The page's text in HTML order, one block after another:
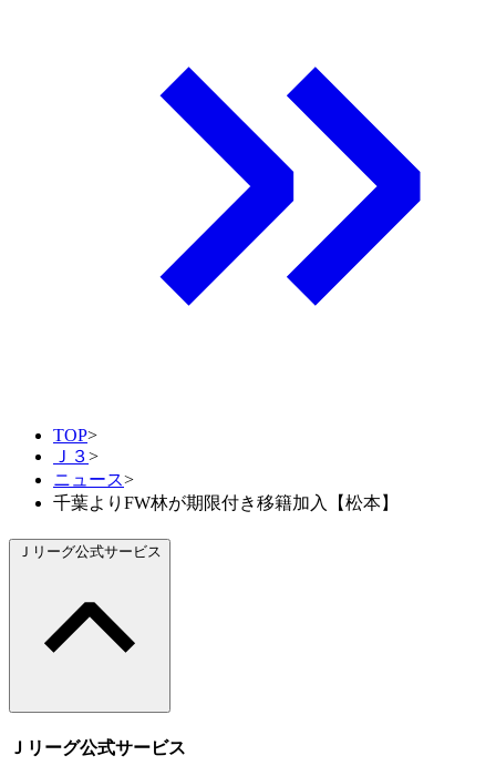
TOP>
Ｊ３>
ニュース>
千葉よりFW林が期限付き移籍加入【松本】
Ｊリーグ公式サービス
Ｊリーグ公式サービス